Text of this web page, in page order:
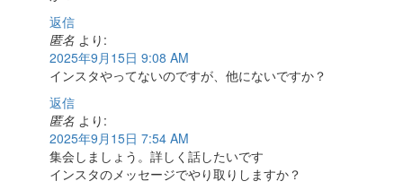
返信
匿名 より:
2025年9月15日 9:08 AM
インスタやってないのですが、他にないですか？
返信
匿名 より:
2025年9月15日 7:54 AM
集会しましょう。詳しく話したいです
インスタのメッセージでやり取りしますか？